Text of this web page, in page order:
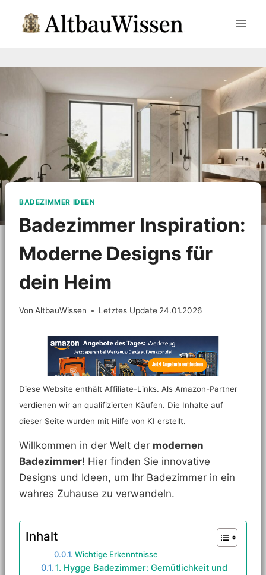
Inhalt
BADEZIMMER IDEEN
Badezimmer Inspiration:
Moderne Designs für
dein Heim
Von AltbauWissen Letztes Update 24.01.2026
Diese Website enthält Affiliate-Links. Als Amazon-Partner
verdienen wir an qualifizierten Käufen. Die Inhalte auf
dieser Seite wurden mit Hilfe von KI erstellt.
Willkommen in der Welt der modernen
Badezimmer! Hier finden Sie innovative
Designs und Ideen, um Ihr Badezimmer in ein
wahres Zuhause zu verwandeln.
Inhalt
Wichtige Erkenntnisse
1. Hygge Badezimmer: Gemütlichkeit und